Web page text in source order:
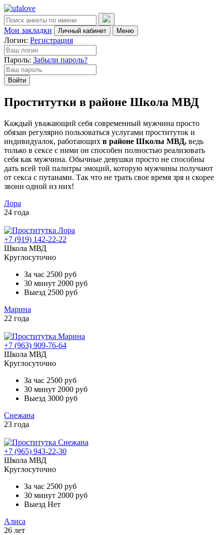
Мои закладки Личный кабинет Меню
Логин: Регистрация
Пароль: Забыли пароль?
Войти
Проститутки в районе Школа МВД
Каждый уважающий себя современный мужчина просто
обязан регулярно пользоваться услугами проституток и
индивидуалок, работающих в районе Школы МВД, ведь
только в сексе с ними он способен полностью реализовать
себя как мужчина. Обычные девушки просто не способны
дать всей той палитры эмоций, которую мужчины получают
от секса с путанами. Так что не трать свое время зря и скорее
звони одной из них!
Лора
24 года
+7 (919) 142-22-22
Школа МВД
Круглосуточно
За час 2500 руб
30 минут 2000 руб
Выезд 2500 руб
Марина
22 года
+7 (963) 909-76-64
Школа МВД
Круглосуточно
За час 2500 руб
30 минут 2000 руб
Выезд 3000 руб
Снежана
23 года
+7 (965) 943-22-30
Школа МВД
Круглосуточно
За час 2500 руб
30 минут 2000 руб
Выезд Нет
Алиса
26 лет